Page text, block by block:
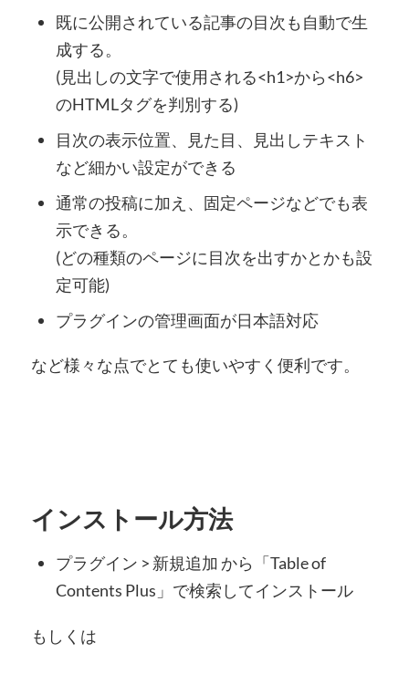
既に公開されている記事の目次も自動で生
成する。
(見出しの文字で使用される<h1>から<h6>
のHTMLタグを判別する)
目次の表示位置、見た目、見出しテキスト
など細かい設定ができる
通常の投稿に加え、固定ページなどでも表
示できる。
(どの種類のページに目次を出すかとかも設
定可能)
プラグインの管理画面が日本語対応
など様々な点でとても使いやすく便利です。
インストール方法
プラグイン > 新規追加 から「Table of
Contents Plus」で検索してインストール
もしくは